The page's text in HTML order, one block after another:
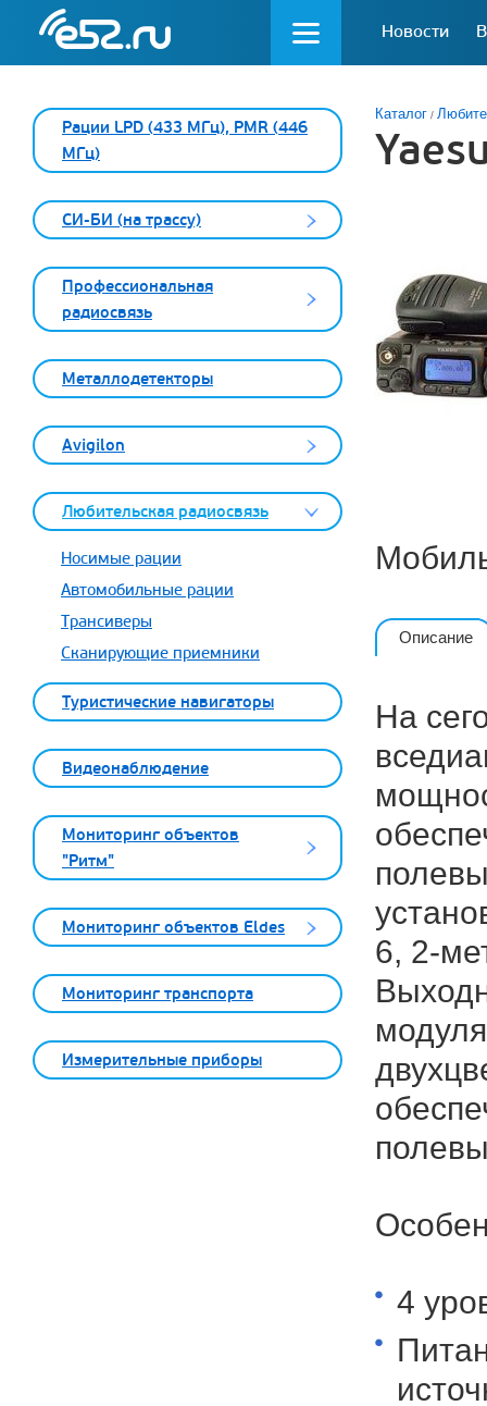
Новости
Рации LPD (433 МГц), PMR (446
МГц)
СИ-БИ (на трассу)
Профессиональная
радиосвязь
Металлодетекторы
Avigilon
Любительская радиосвязь
Носимые рации
Автомобильные рации
Трансиверы
Сканирующие приемники
Туристические навигаторы
Видеонаблюдение
Мониторинг объектов
"Ритм"
Мониторинг объектов Eldes
Мониторинг транспорта
Измерительные приборы
Каталог
Описание
На
6, 2-
4